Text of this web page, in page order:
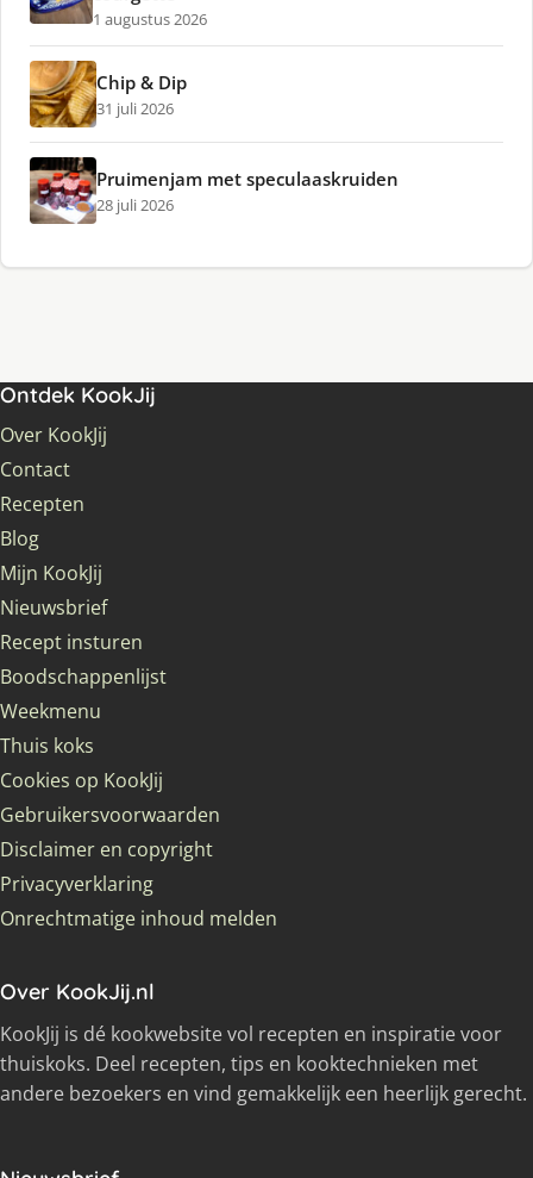
1 augustus 2026
Chip & Dip
31 juli 2026
Pruimenjam met speculaaskruiden
28 juli 2026
Ontdek KookJij
Over KookJij
Contact
Recepten
Blog
Mijn KookJij
Nieuwsbrief
Recept insturen
Boodschappenlijst
Weekmenu
Thuis koks
Cookies op KookJij
Gebruikersvoorwaarden
Disclaimer en copyright
Privacyverklaring
Onrechtmatige inhoud melden
Over KookJij.nl
KookJij is dé kookwebsite vol recepten en inspiratie voor
thuiskoks. Deel recepten, tips en kooktechnieken met
andere bezoekers en vind gemakkelijk een heerlijk gerecht.